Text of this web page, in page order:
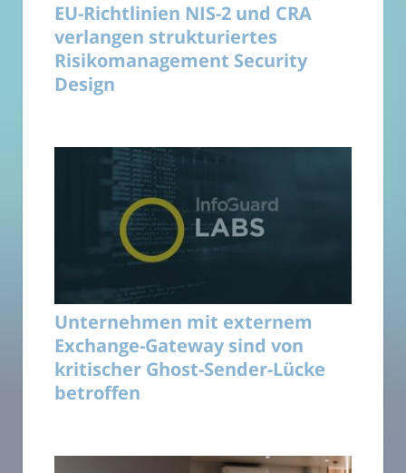
EU-Richtlinien NIS-2 und CRA
verlangen strukturiertes
Risikomanagement Security
Design
Unternehmen mit externem
Exchange-Gateway sind von
kritischer Ghost-Sender-Lücke
betroffen